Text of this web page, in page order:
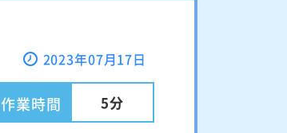
2023年07月17日
作業時間 5分